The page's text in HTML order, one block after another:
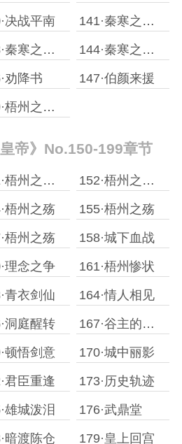
决战平南 141·秦寒之谋［一］
143·秦寒之谋［三］ 144·秦寒之谋［四］
劝降书 147·伯颜来援
149·梧州之殇［二］
皇帝》No.150-199章节
151·梧州之殇［四］ 152·梧州之殇［五］
梧州之殇 155·梧州之殇
梧州之殇 158·城下血战
理念之争 161·梧州惨状
青衣剑仙 164·情人相见
洞庭醒转 167·谷主的态度
顿悟剑意 170·城中丽影
君臣重逢 173·历史轨迹
雄城泼泪 176·武鼎堂
暗渡陈仓 179·皇上回宫